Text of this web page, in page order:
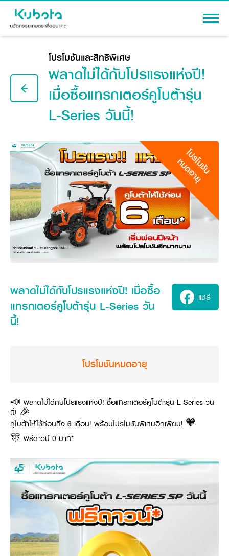
แทรกเตอร์
อุปกรณ์ต่อพ่วงแทรกเตอร์
รถเกี่ยวนวดข้าว
รถดำนา
ชุดอุปกรณ์เสริมรถดำนา
เครื่องยนต์ดีเซล
รถไถ
สินค้าอื่น ๆ
เครื่องจักรกลก่อสร้าง
อุปกรณ์ต่อพ่วงรถขุด
รถตักล้อยาง
สินค้านวัตกรรมการเกษตร
สาระความรู้
ผู้แทนจำหน่าย
เครื่องจักรกลการเกษตร
เครื่องจักรกลการเกษตร
ศูนย์จำหน่ายกล้าแผ่นฯ
ศูนย์จำหน่ายกล้าแผ่นคูโบต้า
สิ่งที่ผู้ลงทุนจะได้รับ
วัสดุอุปกรณ์
ขั้นตอนการเข้าร่วมโครงการ
ติดต่อซื้อกล้าแผ่น
ข้อมูลองค์กร
รู้จักสยามคูโบต้า
ประวัติบริษัท
วิสัยทัศน์และนโยบาย
ธุรกิจต่างประเทศ
ที่มา
สินค้าที่ส่งออก
สมัครงาน
สมัครงานคูโบต้า
ตำแหน่งงานว่าง
สวัสดิการพนักงาน
ข่าวสาร
ข่าวและกิจกรรมที่แนะนำ
ข่าวสารองค์กร
ข่าวกิจกรรมเพื่อสังคม
โครงการตามแนวพระราชดำริ
สิ่งแวดล้อมความปลอดภัยและอาชีวอนามัย
คูโบต้าร่วมมือเกษตรร่วมใจ
โครงการเกษตรแปลงใหญ่
วารสารออนไลน์
ออนไลน์โชว์รูม
บริการหลังการขาย
เช่าซื้อ
คูโบต้าฟาร์ม
คูโบต้าแฟมิลี่
ภาษา
โปรโมชันและสิทธิพิเศษ
พลาดไม่ได้กับโปรแรงแห่งปี!
เมื่อซื้อแทรกเตอร์คูโบต้ารุ่น
L-Series วันนี้!
โปรโมชัน
หมดอายุ
พลาดไม่ได้กับโปรแรงแห่งปี! เมื่อซื้อ
แทรกเตอร์คูโบต้ารุ่น L-Series วัน
นี้!
แชร์
โปรโมชันหมดอายุ
📣 พลาดไม่ได้กับโปรแรงแห่งปี! ซื้อแทรกเตอร์คูโบต้ารุ่น L-Series วัน
นี้! 🎉
คูโบต้าให้ใช้ก่อนถึง 6 เดือน! พร้อมโปรโมชันพิเศษอีกเพียบ! 🧡
🎊 ฟรีดาวน์ 0 บาท*